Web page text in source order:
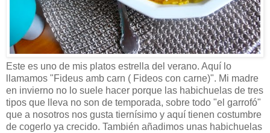
Este es uno de mis platos estrella del verano. Aquí lo
llamamos "Fideus amb carn ( Fideos con carne)". Mi madre
en invierno no lo suele hacer porque las habichuelas de tres
tipos que lleva no son de temporada, sobre todo "el garrofó"
que a nosotros nos gusta tiernísimo y aquí tienen costumbre
de cogerlo ya crecido. También añadimos unas habichuelas